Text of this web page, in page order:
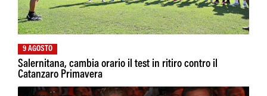
9 AGOSTO
Salernitana, cambia orario il test in ritiro contro il
Catanzaro Primavera